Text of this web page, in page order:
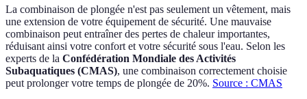
La combinaison de plongée n'est pas seulement un vêtement, mais
une extension de votre équipement de sécurité. Une mauvaise
combinaison peut entraîner des pertes de chaleur importantes,
réduisant ainsi votre confort et votre sécurité sous l'eau. Selon les
experts de la Confédération Mondiale des Activités
Subaquatiques (CMAS), une combinaison correctement choisie
peut prolonger votre temps de plongée de 20%. Source : CMAS